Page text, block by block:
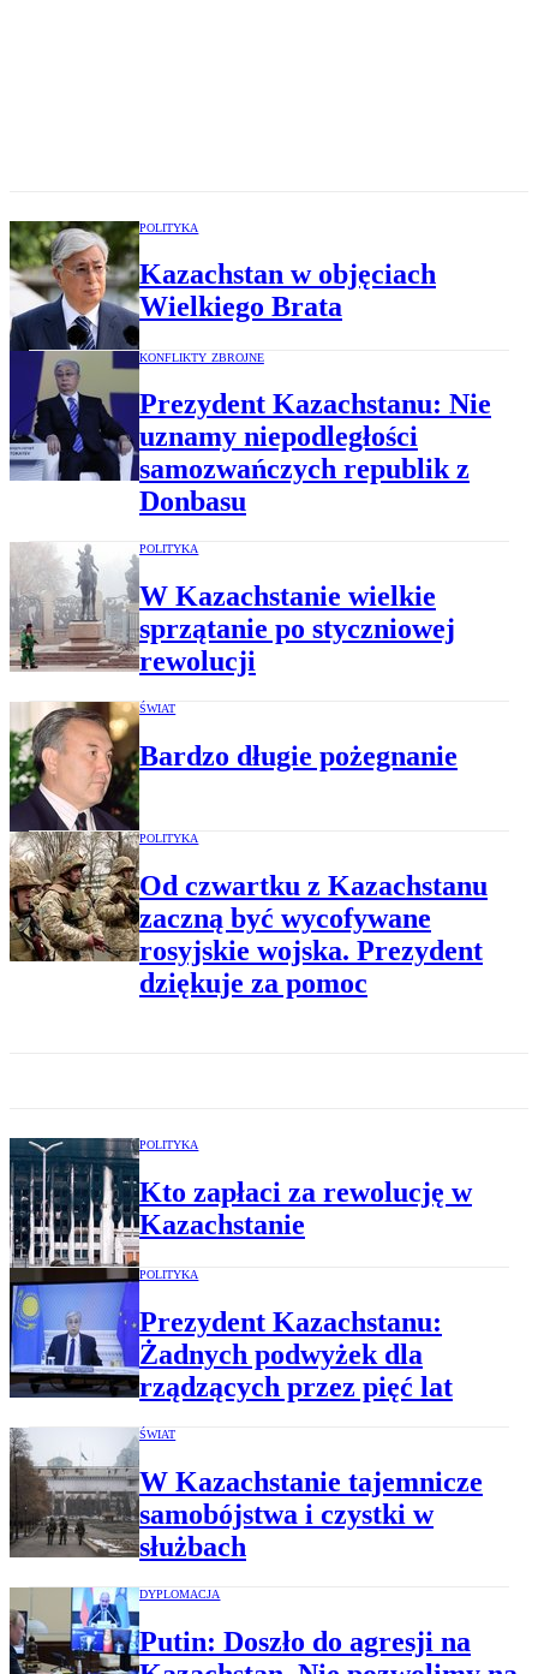
POLITYKA
Kazachstan w objęciach
Wielkiego Brata
KONFLIKTY ZBROJNE
Prezydent Kazachstanu: Nie
uznamy niepodległości
samozwańczych republik z
Donbasu
POLITYKA
W Kazachstanie wielkie
sprzątanie po styczniowej
rewolucji
ŚWIAT
Bardzo długie pożegnanie
POLITYKA
Od czwartku z Kazachstanu
zaczną być wycofywane
rosyjskie wojska. Prezydent
dziękuje za pomoc
POLITYKA
Kto zapłaci za rewolucję w
Kazachstanie
POLITYKA
Prezydent Kazachstanu:
Żadnych podwyżek dla
rządzących przez pięć lat
ŚWIAT
W Kazachstanie tajemnicze
samobójstwa i czystki w
służbach
DYPLOMACJA
Putin: Doszło do agresji na